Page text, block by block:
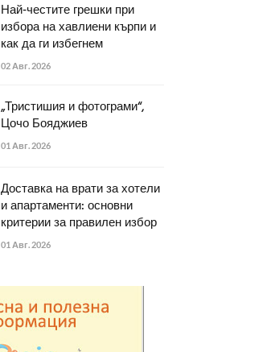
Най-честите грешки при
избора на хавлиени кърпи и
как да ги избегнем
02 Авг. 2026
„Тристишия и фотограми“,
Цочо Бояджиев
01 Авг. 2026
Доставка на врати за хотели
и апартаменти: основни
критерии за правилен избор
01 Авг. 2026